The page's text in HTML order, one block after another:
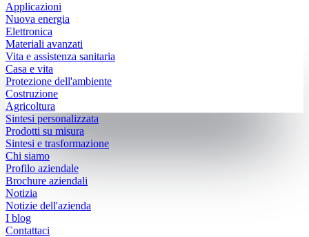
Applicazioni
Nuova energia
Elettronica
Materiali avanzati
Vita e assistenza sanitaria
Casa e vita
Protezione dell'ambiente
Costruzione
Agricoltura
Sintesi personalizzata
Prodotti su misura
Sintesi e trasformazione
Chi siamo
Profilo aziendale
Brochure aziendali
Notizia
Notizie dell'azienda
I blog
Contattaci